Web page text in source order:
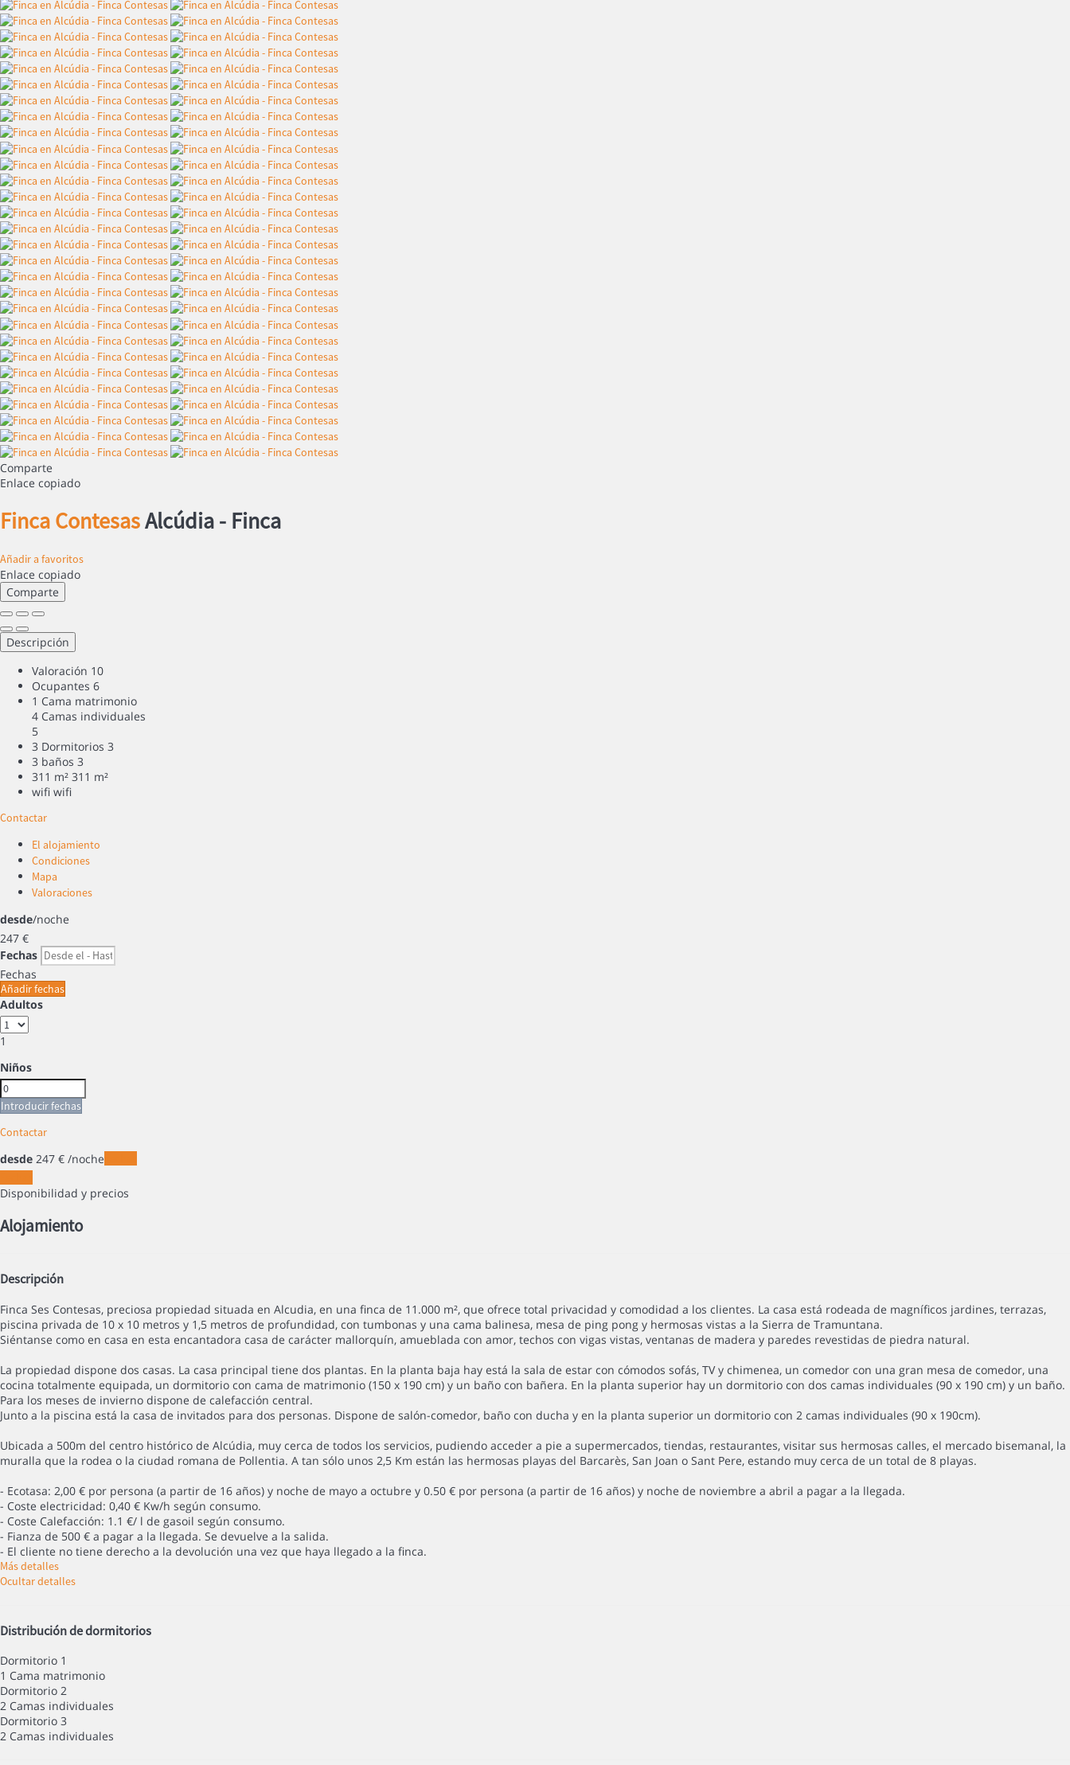
Comparte
Enlace copiado
Finca ContesasAlcúdia - Finca
Añadir a favoritos
Enlace copiado
Comparte
Descripción
Valoración 10
Ocupantes 6
1 Cama matrimonio
4 Camas individuales
5
3 Dormitorios 3
3 baños 3
311 m² 311 m²
wifi wifi
Contactar
El alojamiento
Condiciones
Mapa
Valoraciones
desde/noche
247 €
Fechas
Fechas
Añadir fechas
Adultos
1
Niños
Introducir fechas
Contactar
desde 247 € /noche
Disponibilidad y precios
Alojamiento
Descripción
Finca Ses Contesas, preciosa propiedad situada en Alcudia, en una finca de 11.000 m², que ofrece total privacidad y comodidad a los clientes. La casa está rodeada de magníficos jardines, terrazas,
piscina privada de 10 x 10 metros y 1,5 metros de profundidad, con tumbonas y una cama balinesa, mesa de ping pong y hermosas vistas a la Sierra de Tramuntana.
Siéntanse como en casa en esta encantadora casa de carácter mallorquín, amueblada con amor, techos con vigas vistas, ventanas de madera y paredes revestidas de piedra natural.
La propiedad dispone dos casas. La casa principal tiene dos plantas. En la planta baja hay está la sala de estar con cómodos sofás, TV y chimenea, un comedor con una gran mesa de comedor, una
cocina totalmente equipada, un dormitorio con cama de matrimonio (150 x 190 cm) y un baño con bañera. En la planta superior hay un dormitorio con dos camas individuales (90 x 190 cm) y un baño.
Para los meses de invierno dispone de calefacción central.
Junto a la piscina está la casa de invitados para dos personas. Dispone de salón-comedor, baño con ducha y en la planta superior un dormitorio con 2 camas individuales (90 x 190cm).
Ubicada a 500m del centro histórico de Alcúdia, muy cerca de todos los servicios, pudiendo acceder a pie a supermercados, tiendas, restaurantes, visitar sus hermosas calles, el mercado bisemanal, la
muralla que la rodea o la ciudad romana de Pollentia. A tan sólo unos 2,5 Km están las hermosas playas del Barcarès, San Joan o Sant Pere, estando muy cerca de un total de 8 playas.
- Ecotasa: 2,00 € por persona (a partir de 16 años) y noche de mayo a octubre y 0.50 € por persona (a partir de 16 años) y noche de noviembre a abril a pagar a la llegada.
- Coste electricidad: 0,40 € Kw/h según consumo.
- Coste Calefacción: 1.1 €/ l de gasoil según consumo.
- Fianza de 500 € a pagar a la llegada. Se devuelve a la salida.
- El cliente no tiene derecho a la devolución una vez que haya llegado a la finca.
Más detalles
Ocultar detalles
Distribución de dormitorios
Dormitorio 1
1 Cama matrimonio
Dormitorio 2
2 Camas individuales
Dormitorio 3
2 Camas individuales